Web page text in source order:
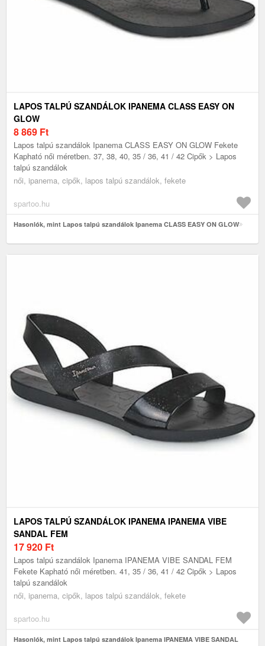
LAPOS TALPÚ SZANDÁLOK IPANEMA CLASS EASY ON
GLOW
8 869 Ft
Lapos talpú szandálok Ipanema CLASS EASY ON GLOW Fekete
Kapható női méretben. 37, 38, 40, 35 / 36, 41 / 42 Cipők > Lapos
talpú szandálok
női, ipanema, cipők, lapos talpú szandálok, fekete
spartoo.hu
Hasonlók, mint Lapos talpú szandálok Ipanema CLASS EASY ON GLOW
LAPOS TALPÚ SZANDÁLOK IPANEMA IPANEMA VIBE
SANDAL FEM
17 920 Ft
Lapos talpú szandálok Ipanema IPANEMA VIBE SANDAL FEM
Fekete Kapható női méretben. 41, 35 / 36, 41 / 42 Cipők > Lapos
talpú szandálok
női, ipanema, cipők, lapos talpú szandálok, fekete
spartoo.hu
Hasonlók, mint Lapos talpú szandálok Ipanema IPANEMA VIBE SANDAL